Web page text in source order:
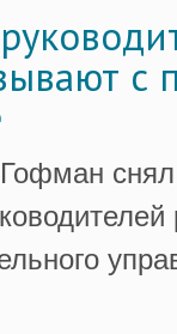
с
снял